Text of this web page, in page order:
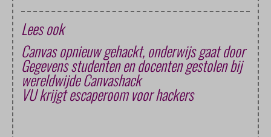
Lees ook
Canvas opnieuw gehackt, onderwijs gaat door
Gegevens studenten en docenten gestolen bij
wereldwijde Canvashack
VU krijgt escaperoom voor hackers